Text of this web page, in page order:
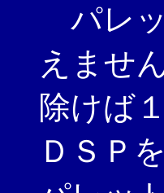
パレ
えませ
除けば
ＤＳＰ